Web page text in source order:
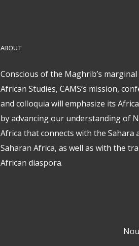
ABOUT
Conscious of the Maghrib’s marginal
African Studies, CAMS’s mission,
and colloquia will emphasize its
by advancing our understanding of
Africa that connects with the Sahara
Saharan Africa, as well as with the
African diaspora.